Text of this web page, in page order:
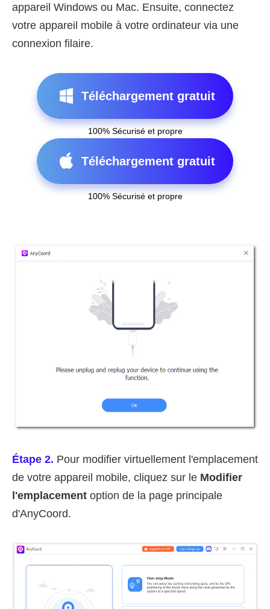
appareil Windows ou Mac. Ensuite, connectez
votre appareil mobile à votre ordinateur via une
connexion filaire.
Téléchargement gratuit
100% Sécurisé et propre
Téléchargement gratuit
100% Sécurisé et propre
Étape 2. Pour modifier virtuellement l'emplacement
de votre appareil mobile, cliquez sur le Modifier
l'emplacement option de la page principale
d'AnyCoord.